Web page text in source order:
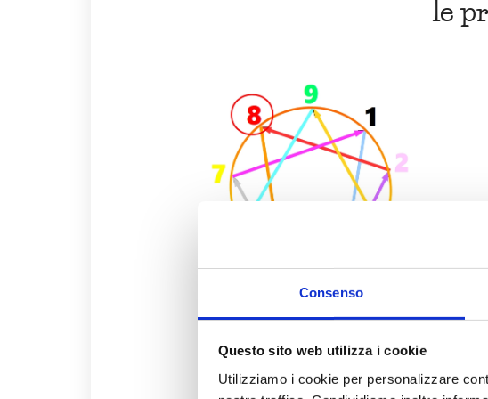
Consenso
Questo sito web utilizza i cookie
Utilizziamo i cookie per personalizzare
le